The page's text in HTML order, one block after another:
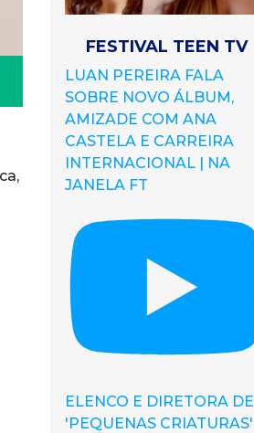
FESTIVAL TEEN TV
LUAN PEREIRA FALA
SOBRE NOVO ÁLBUM,
AMIZADE COM ANA
CASTELA E CARREIRA
INTERNACIONAL | NA
JANELA FT
ELENCO E DIRETORA DE
'PEQUENAS CRIATURAS'